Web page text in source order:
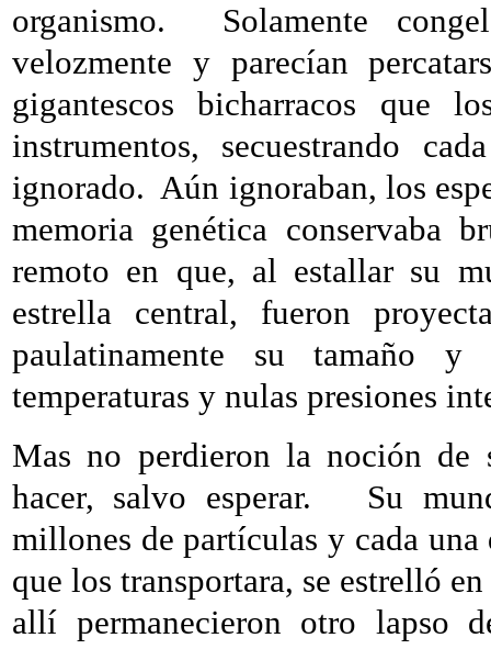
organismo.
Solamente
velozmente y parecían
gigantescos bicharracos que
instrumentos, secuestrando
ignorado. Aún ignoraban, los
memoria genética conservaba
remoto en que, al estallar su
estrella central, fueron
paulatinamente su tamaño
temperaturas y nulas presiones
Mas no perdieron la noción de
hacer, salvo esperar.
Su
millones de partículas y cada
que los transportara, se estrelló
allí permanecieron otro lapso